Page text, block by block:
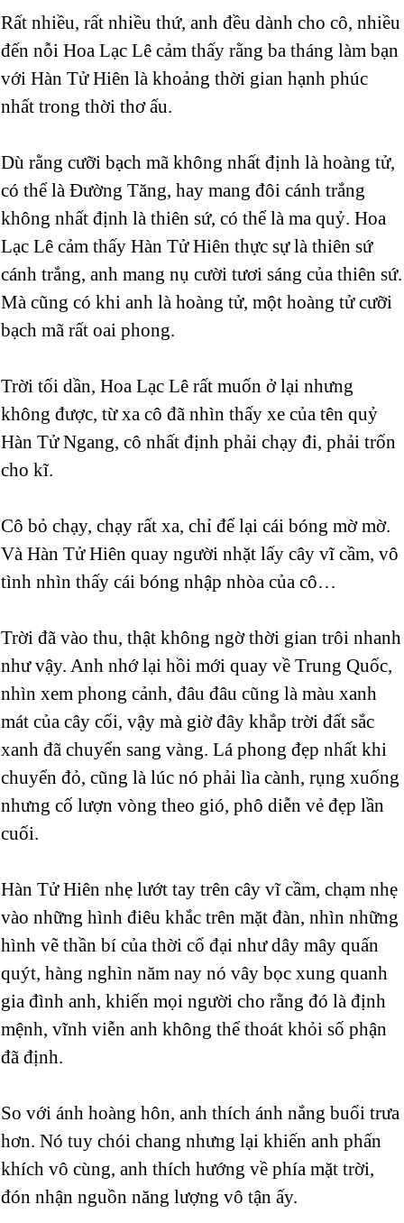
Rất nhiều, rất nhiều thứ, anh đều dành cho cô, nhiều
đến nỗi Hoa Lạc Lê cảm thấy rằng ba tháng làm bạn
với Hàn Tử Hiên là khoảng thời gian hạnh phúc
nhất trong thời thơ ấu.
Dù rằng cưỡi bạch mã không nhất định là hoàng tử,
có thể là Đường Tăng, hay mang đôi cánh trắng
không nhất định là thiên sứ, có thể là ma quỷ. Hoa
Lạc Lê cảm thấy Hàn Tử Hiên thực sự là thiên sứ
cánh trắng, anh mang nụ cười tươi sáng của thiên sứ.
Mà cũng có khi anh là hoàng tử, một hoàng tử cưỡi
bạch mã rất oai phong.
Trời tối dần, Hoa Lạc Lê rất muốn ở lại nhưng
không được, từ xa cô đã nhìn thấy xe của tên quỷ
Hàn Tử Ngang, cô nhất định phải chạy đi, phải trốn
cho kĩ.
Cô bỏ chạy, chạy rất xa, chỉ để lại cái bóng mờ mờ.
Và Hàn Tử Hiên quay người nhặt lấy cây vĩ cầm, vô
tình nhìn thấy cái bóng nhập nhòa của cô…
Trời đã vào thu, thật không ngờ thời gian trôi nhanh
như vậy. Anh nhớ lại hồi mới quay về Trung Quốc,
nhìn xem phong cảnh, đâu đâu cũng là màu xanh
mát của cây cối, vậy mà giờ đây khắp trời đất sắc
xanh đã chuyển sang vàng. Lá phong đẹp nhất khi
chuyển đỏ, cũng là lúc nó phải lìa cành, rụng xuống
nhưng cố lượn vòng theo gió, phô diễn vẻ đẹp lần
cuối.
Hàn Tử Hiên nhẹ lướt tay trên cây vĩ cầm, chạm nhẹ
vào những hình điêu khắc trên mặt đàn, nhìn những
hình vẽ thần bí của thời cổ đại như dây mây quấn
quýt, hàng nghìn năm nay nó vây bọc xung quanh
gia đình anh, khiến mọi người cho rằng đó là định
mệnh, vĩnh viễn anh không thể thoát khỏi số phận
đã định.
So với ánh hoàng hôn, anh thích ánh nắng buổi trưa
hơn. Nó tuy chói chang nhưng lại khiến anh phấn
khích vô cùng, anh thích hướng về phía mặt trời,
đón nhận nguồn năng lượng vô tận ấy.